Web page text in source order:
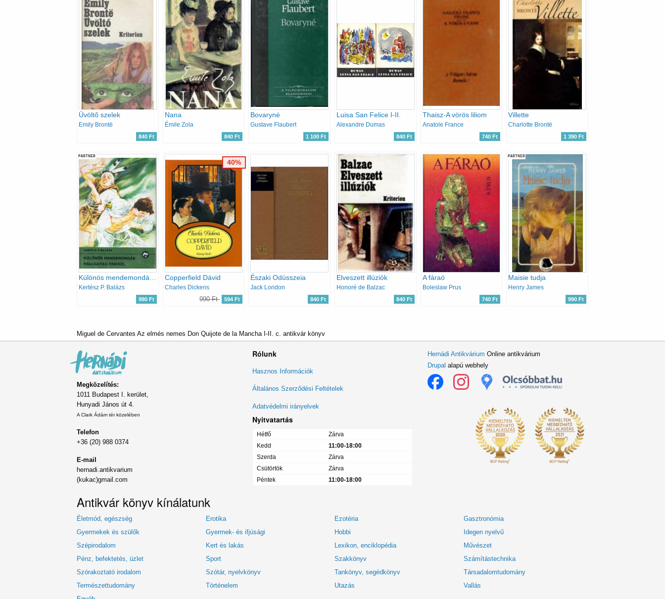
Üvöltő szelek
Emily Brontë
840 Ft
Nana
Émile Zola
840 Ft
Bovaryné
Gustave Flaubert
1 100 Ft
Luisa San Felice I-II.
Alexandre Dumas
840 Ft
Thaisz-A vörös liliom
Anatole France
740 Ft
Villette
Charlotte Brontë
1 390 Ft
PARTNER
Kertész P. Balázs
990 Ft
Copperfield Dávid
Charles Dickens
990 Ft 594 Ft
40%
Északi Odüsszeia
Jack London
840 Ft
Elveszett illúziók
Honoré de Balzac
840 Ft
A fáraó
Boleslaw Prus
740 Ft
PARTNER
Maisie tudja
Henry James
990 Ft
Miguel de Cervantes Az elmés nemes Don Quijote de la Mancha I-II. c. antikvár könyv
Megközelítés:
1011 Budapest I. kerület,
Hunyadi János út 4.
A Clark Ádám tér közelében
Telefon
+36 (20) 988 0374
E-mail
hernadi.antikvarium
(kukac)gmail.com
Rólunk
Lábléc
menü
Hasznos Információk
Általános Szerződési Feltételek
Adatvédelmi irányelvek
Nyitvatartás
Hétfő
Zárva
Kedd
11:00-18:00
Szerda
Zárva
Csütörtök
Zárva
Péntek
11:00-18:00
Hernádi Antikvárium Online antikvárium
Drupal alapú webhely
Antikvár könyv kínálatunk
Életmód, egészség Erotika Ezotéria
Gasztronómia
Gyermekek és szülők
Gyermek- és ifjúsági Hobbi
Idegen nyelvű
Szépirodalom
Kert és lakás Lexikon, enciklopédia
Művészet
Pénz, befektetés, üzlet
Sport Szakkönyv
Számítástechnika
Szórakoztató irodalom
Szótár, nyelvkönyv Tankönyv, segédkönyv
Társadalomtudomány
Természettudomány
Történelem Utazás
Vallás